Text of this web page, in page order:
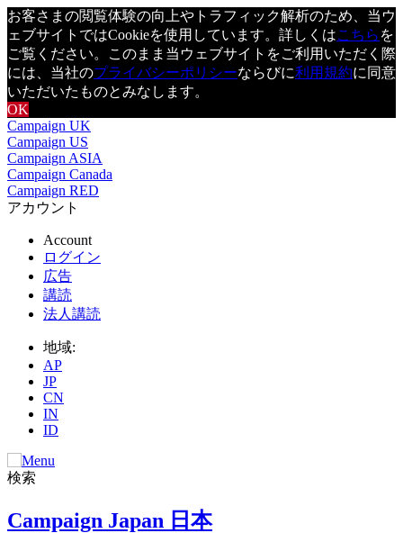
お客さまの閲覧体験の向上やトラフィック解析のため、当ウ
ェブサイトではCookieを使用しています。詳しくはこちら を
ご覧ください。このまま当ウェブサイトをご利用いただく際
には、当社のプライバシーポリシーならびに利用規約に同意
いただいたものとみなします。
OK
Campaign UK
Campaign US
Campaign ASIA
Campaign Canada
Campaign RED
アカウント
Account
ログイン
広告
講読
法人講読
地域:
AP
JP
CN
IN
ID
検索
Campaign Japan 日本